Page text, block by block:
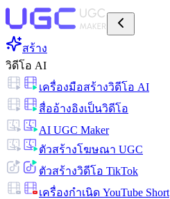
สร้าง
วิดีโอ AI
เครื่องมือสร้างวิดีโอ AI
สื่ออ้างอิงเป็นวิดีโอ
AI UGC Maker
ตัวสร้างโฆษณา UGC
ตัวสร้างวิดีโอ TikTok
เครื่องกำเนิด YouTube Short